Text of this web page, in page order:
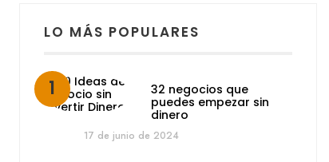
LO MÁS POPULARES
32 negocios que
puedes empezar sin
dinero
17 de junio de 2024